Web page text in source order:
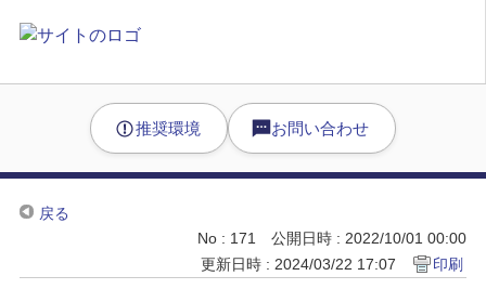
推奨環境 お問い合わせ
戻る
No : 171
公開日時 : 2022/10/01 00:00
更新日時 : 2024/03/22 17:07
印刷